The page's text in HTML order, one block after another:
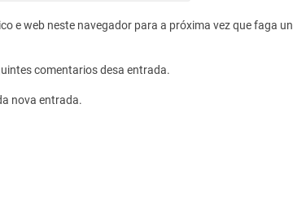
e web neste navegador para a próxima vez que faga un
comentarios desa entrada.
nova entrada.